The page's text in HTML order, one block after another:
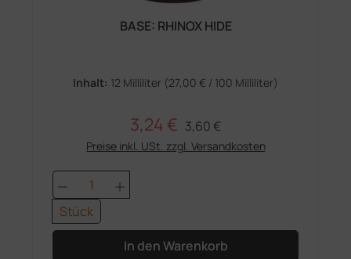
BASE: RHINOX HIDE
Inhalt: 12 Milliliter (27,00 € / 100 Milliliter)
Verkaufspreis:
3,24 € Regulärer Preis:
3,60 €
Preise inkl. USt. zzgl. Versandkosten
Produkt Anzahl: Gib den
Stück
In den Warenkorb